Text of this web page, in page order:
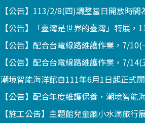
【公告】113/2/8(四)調整當日開放時
【公告】「臺灣是世界的臺灣」特展
【公告】配合台電線路維護作業，7/
【公告】配合台電線路維護作業，7/
潮境智能海洋館自111年6月1日起正式
【公告】配合年度維護保養，潮境智
【施工公告】主題館兒童廳小水滴旅